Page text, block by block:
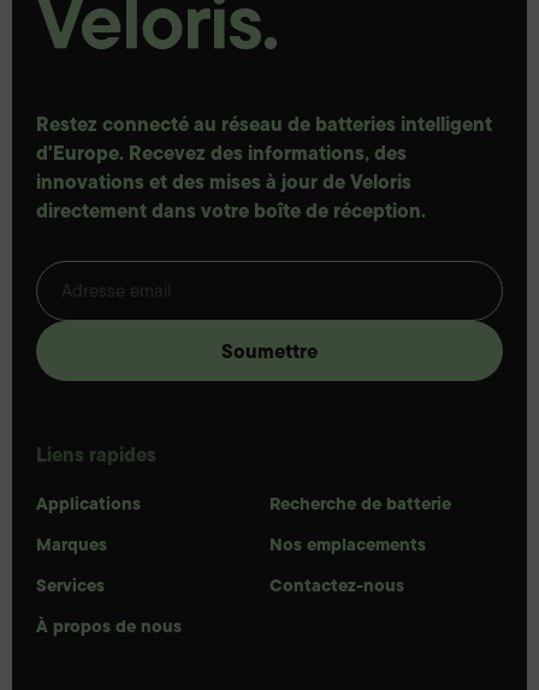
Restez connecté au réseau de batteries intelligent
d'Europe. Recevez des informations, des
innovations et des mises à jour de Veloris
directement dans votre boîte de réception.
Liens rapides
Applications
Marques
Services
À propos de nous
Recherche de batterie
Nos emplacements
Contactez-nous